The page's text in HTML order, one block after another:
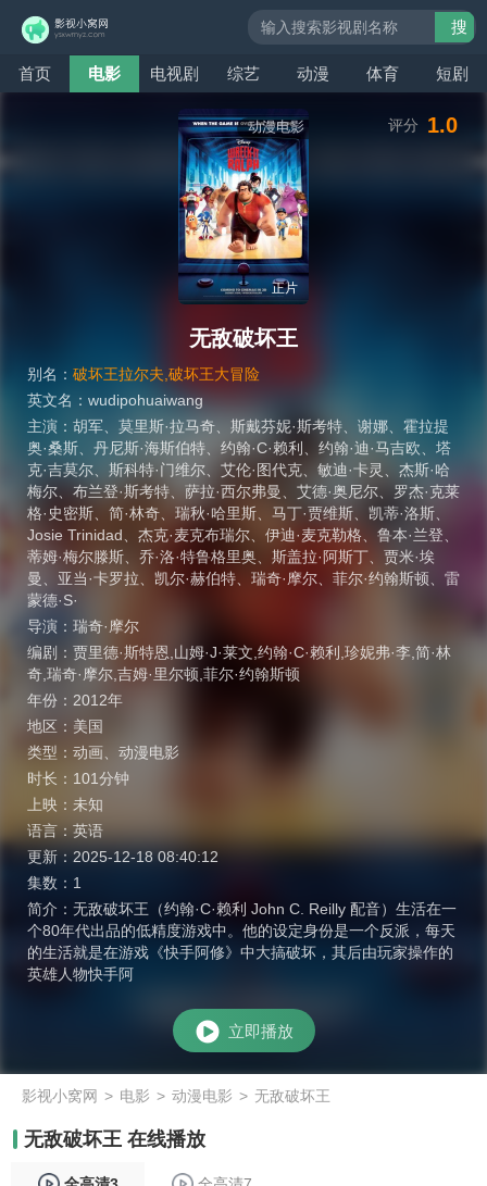
首页 电影 电视剧 综艺 动漫 体育 短剧
搜
动漫电影
正片
无敌破坏王
别名： 破坏王拉尔夫,破坏王大冒险
英文名： wudipohuaiwang
主演： 胡军 莫里斯·拉马奇 斯戴芬妮·斯考特 谢娜
霍拉提
奥·桑斯
丹尼斯·海斯伯特 约翰·C·赖利 约翰·迪·马吉欧
塔
克·吉莫尔
斯科特·门维尔 艾伦·图代克 敏迪·卡灵
杰斯·哈
梅尔
布兰登·斯考特 萨拉·西尔弗曼 艾德·奥尼尔
罗杰·克莱
格·史密斯
简·林奇 瑞秋·哈里斯 马丁·贾维斯 凯蒂·洛斯
Josie Trinidad
杰克·麦克布瑞尔 伊迪·麦克勒格 鲁本·兰登
蒂姆·梅尔滕斯
乔·洛·特鲁格里奥 斯盖拉·阿斯丁
贾米·埃
曼
亚当·卡罗拉 凯尔·赫伯特 瑞奇·摩尔 菲尔·约翰斯顿
雷
蒙德·S·
导演： 瑞奇·摩尔
编剧： 贾里德·斯特恩,山姆·J·莱文,约翰·C·赖利,珍妮弗·李,简·林
奇,瑞奇·摩尔,吉姆·里尔顿,菲尔·约翰斯顿
年份： 2012年
地区： 美国
类型： 动画
动漫电影
时长： 101分钟
上映： 未知
语言： 英语
更新： 2025-12-18 08:40:12
集数： 1
简介： 无敌破坏王（约翰·C·赖利 John C. Reilly 配音）生活在一
个80年代出品的低精度游戏中。他的设定身份是一个反派，每天
的生活就是在游戏《快手阿修》中大搞破坏，其后由玩家操作的
英雄人物快手阿
评分 1.0
立即播放
影视小窝网 > 电影 > 动漫电影 > 无敌破坏王
无敌破坏王 在线播放